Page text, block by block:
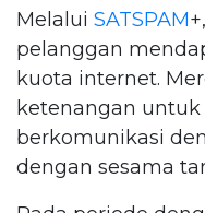
Melalui SATSPAM+,
pelanggan
kuota internet.
ketenangan
berkomunikasi
dengan sesama